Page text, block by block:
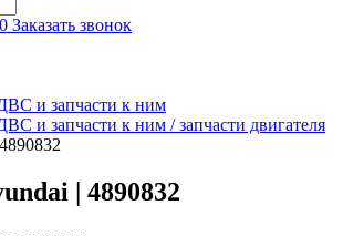
0 Заказать звонок
и запчасти к ним
и запчасти к ним / запчасти двигателя
| 4890832